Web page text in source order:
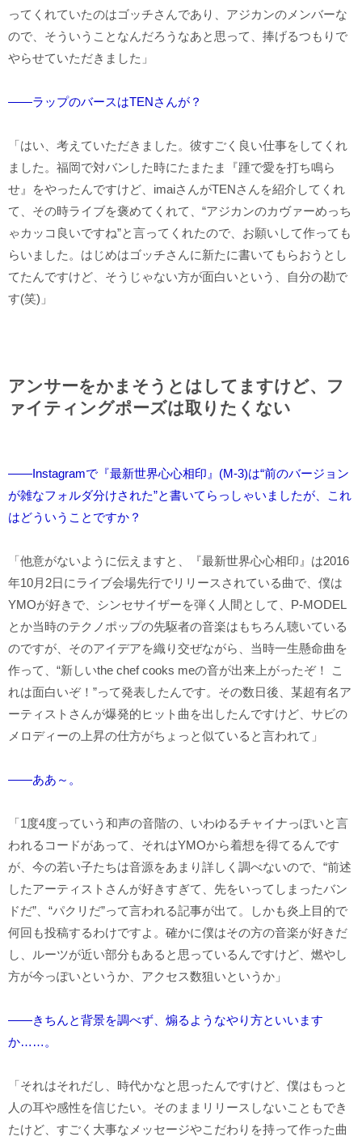
ってくれていたのはゴッチさんであり、アジカンのメンバーな
ので、そういうことなんだろうなあと思って、捧げるつもりで
やらせていただきました」
――ラップのバースはTENさんが？
「はい、考えていただきました。彼すごく良い仕事をしてくれ
ました。福岡で対バンした時にたまたま『踵で愛を打ち鳴ら
せ』をやったんですけど、imaiさんがTENさんを紹介してくれ
て、その時ライブを褒めてくれて、“アジカンのカヴァーめっち
ゃカッコ良いですね”と言ってくれたので、お願いして作っても
らいました。はじめはゴッチさんに新たに書いてもらおうとし
てたんですけど、そうじゃない方が面白いという、自分の勘で
す(笑)」
アンサーをかまそうとはしてますけど、フ
ァイティングポーズは取りたくない
――Instagramで『最新世界心心相印』(M-3)は“前のバージョン
が雑なフォルダ分けされた”と書いてらっしゃいましたが、これ
はどういうことですか？
「他意がないように伝えますと、『最新世界心心相印』は2016
年10月2日にライブ会場先行でリリースされている曲で、僕は
YMOが好きで、シンセサイザーを弾く人間として、P-MODEL
とか当時のテクノポップの先駆者の音楽はもちろん聴いている
のですが、そのアイデアを織り交ぜながら、当時一生懸命曲を
作って、“新しいthe chef cooks meの音が出来上がったぞ！ こ
れは面白いぞ！”って発表したんです。その数日後、某超有名ア
ーティストさんが爆発的ヒット曲を出したんですけど、サビの
メロディーの上昇の仕方がちょっと似ていると言われて」
――ああ～。
「1度4度っていう和声の音階の、いわゆるチャイナっぽいと言
われるコードがあって、それはYMOから着想を得てるんです
が、今の若い子たちは音源をあまり詳しく調べないので、“前述
したアーティストさんが好きすぎて、先をいってしまったバン
ドだ”、“パクリだ”って言われる記事が出て。しかも炎上目的で
何回も投稿するわけですよ。確かに僕はその方の音楽が好きだ
し、ルーツが近い部分もあると思っているんですけど、燃やし
方が今っぽいというか、アクセス数狙いというか」
――きちんと背景を調べず、煽るようなやり方といいます
か……。
「それはそれだし、時代かなと思ったんですけど、僕はもっと
人の耳や感性を信じたい。そのままリリースしないこともでき
たけど、すごく大事なメッセージやこだわりを持って作った曲